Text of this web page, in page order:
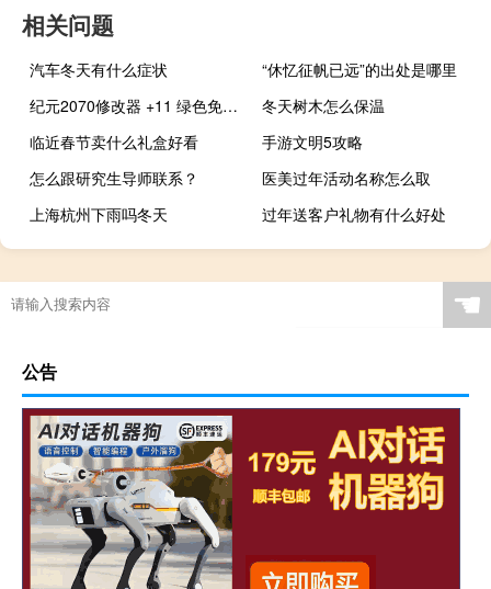
相关问题
汽车冬天有什么症状
“休忆征帆已远”的出处是哪里
纪元2070修改器 +11 绿色免费版（纪元2070修改器 +11 绿色免费版功能简介）
冬天树木怎么保温
临近春节卖什么礼盒好看
手游文明5攻略
怎么跟研究生导师联系？
医美过年活动名称怎么取
上海杭州下雨吗冬天
过年送客户礼物有什么好处
☚
公告